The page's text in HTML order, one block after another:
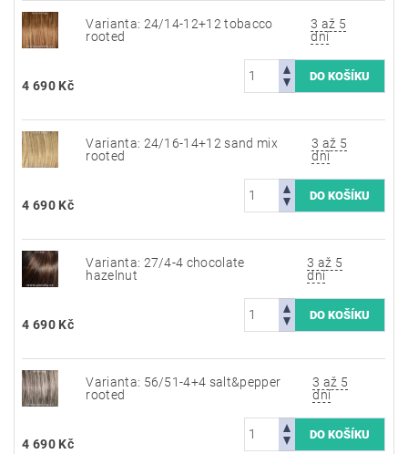
Varianta: 24/14-12+12 tobacco
rooted
3 až 5
dní
4 690 Kč
Varianta: 24/16-14+12 sand mix
rooted
3 až 5
dní
4 690 Kč
Varianta: 27/4-4 chocolate
hazelnut
3 až 5
dní
4 690 Kč
Varianta: 56/51-4+4 salt&pepper
rooted
3 až 5
dní
4 690 Kč